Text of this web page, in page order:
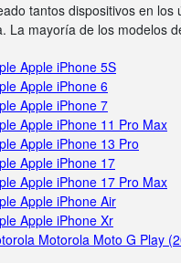
tantos dispositivos en
La mayoría de los modelos
Apple iPhone 5S
Apple iPhone 6
Apple iPhone 7
Apple iPhone 11 Pro Max
Apple iPhone 13 Pro
Apple iPhone 17
Apple iPhone 17 Pro Max
Apple iPhone Air
Apple iPhone Xr
Motorola Moto G Play